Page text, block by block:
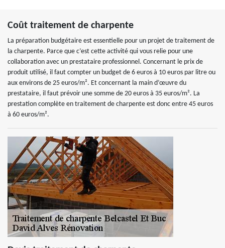
Coût traitement de charpente
La préparation budgétaire est essentielle pour un projet de traitement de
la charpente. Parce que c’est cette activité qui vous relie pour une
collaboration avec un prestataire professionnel. Concernant le prix de
produit utilisé, il faut compter un budget de 6 euros à 10 euros par litre ou
aux environs de 25 euros/m². Et concernant la main d’œuvre du
prestataire, il faut prévoir une somme de 20 euros à 35 euros/m². La
prestation complète en traitement de charpente est donc entre 45 euros
à 60 euros/m².